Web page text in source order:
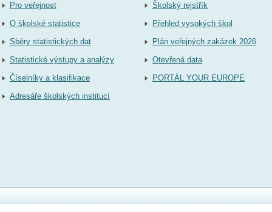
Pro veřejnost
O školské statistice
Sběry statistických dat
Statistické výstupy a analýzy
Číselníky a klasifikace
Adresáře školských institucí
Školský rejstřík
Přehled vysokých škol
Plán veřejných zakázek 2026
Otevřená data
PORTÁL YOUR EUROPE